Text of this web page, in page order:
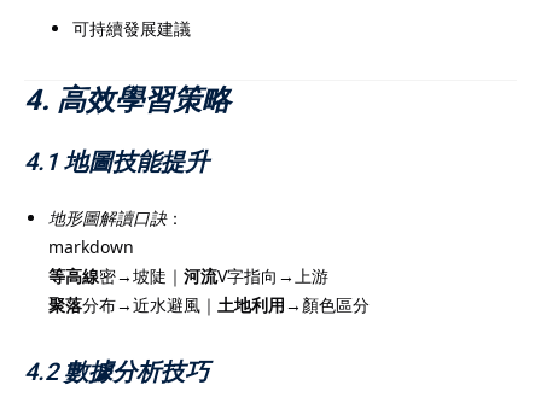
可持續發展建議
4. 高效學習策略
4.1 地圖技能提升
地形圖解讀口訣：
markdown
等高線密→坡陡｜ 河流V字指向→上游
聚落分布→近水避風｜ 土地利用→顏色區分
4.2 數據分析技巧